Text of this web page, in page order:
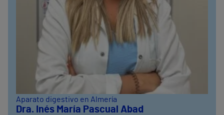
Aparato digestivo en Almería
Dra. Inés María Pascual Abad